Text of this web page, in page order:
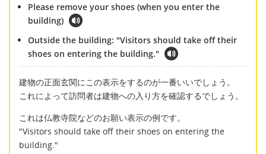
Please remove your shoes (when you enter the
building)
Outside the building: "Visitors should take off their
shoes on entering the building."
建物の正面玄関にこの表示をするのが一番いいでしょう。
これによって訪問者は建物への入り方を確認するでしょう。
これは仏教寺院などのお願い表示の例です。
"Visitors should take off their shoes on entering the
building."